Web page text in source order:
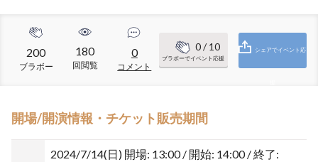
200
ブラボー
180
回閲覧
0
コメント
0/ 10
ブラボーでイベント応援
シェアでイベント応
開場/開演情報・チケット販売期間
2024/7/14(日) 開場: 13:00 / 開始: 14:00 / 終了: